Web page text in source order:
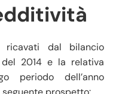
dal bilancio
2014 e la relativa
periodo dell’anno